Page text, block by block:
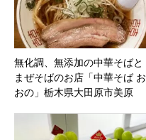
無化調、無添加の中華そばと
まぜそばのお店「中華そば お
おの」栃木県大田原市美原